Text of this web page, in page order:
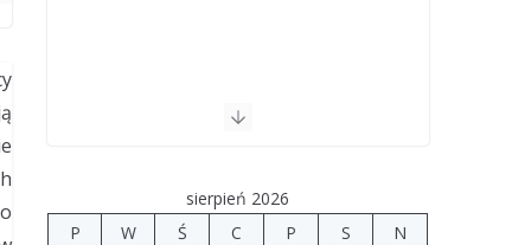
sierpień 2026
P
W Ś C P S
N